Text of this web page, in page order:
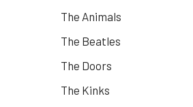
The Animals
The Beatles
The Doors
The Kinks